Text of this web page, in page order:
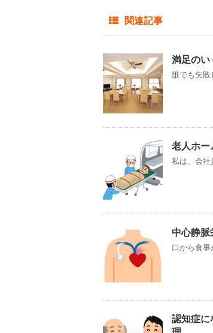
関連記事
満足の
誰でも失敗
老人ホ
私は、会
中心静
口から食
認知症